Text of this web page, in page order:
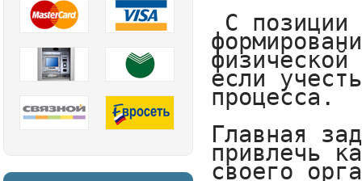
С позиции
если
процесса.
Главная
привлечь
своего